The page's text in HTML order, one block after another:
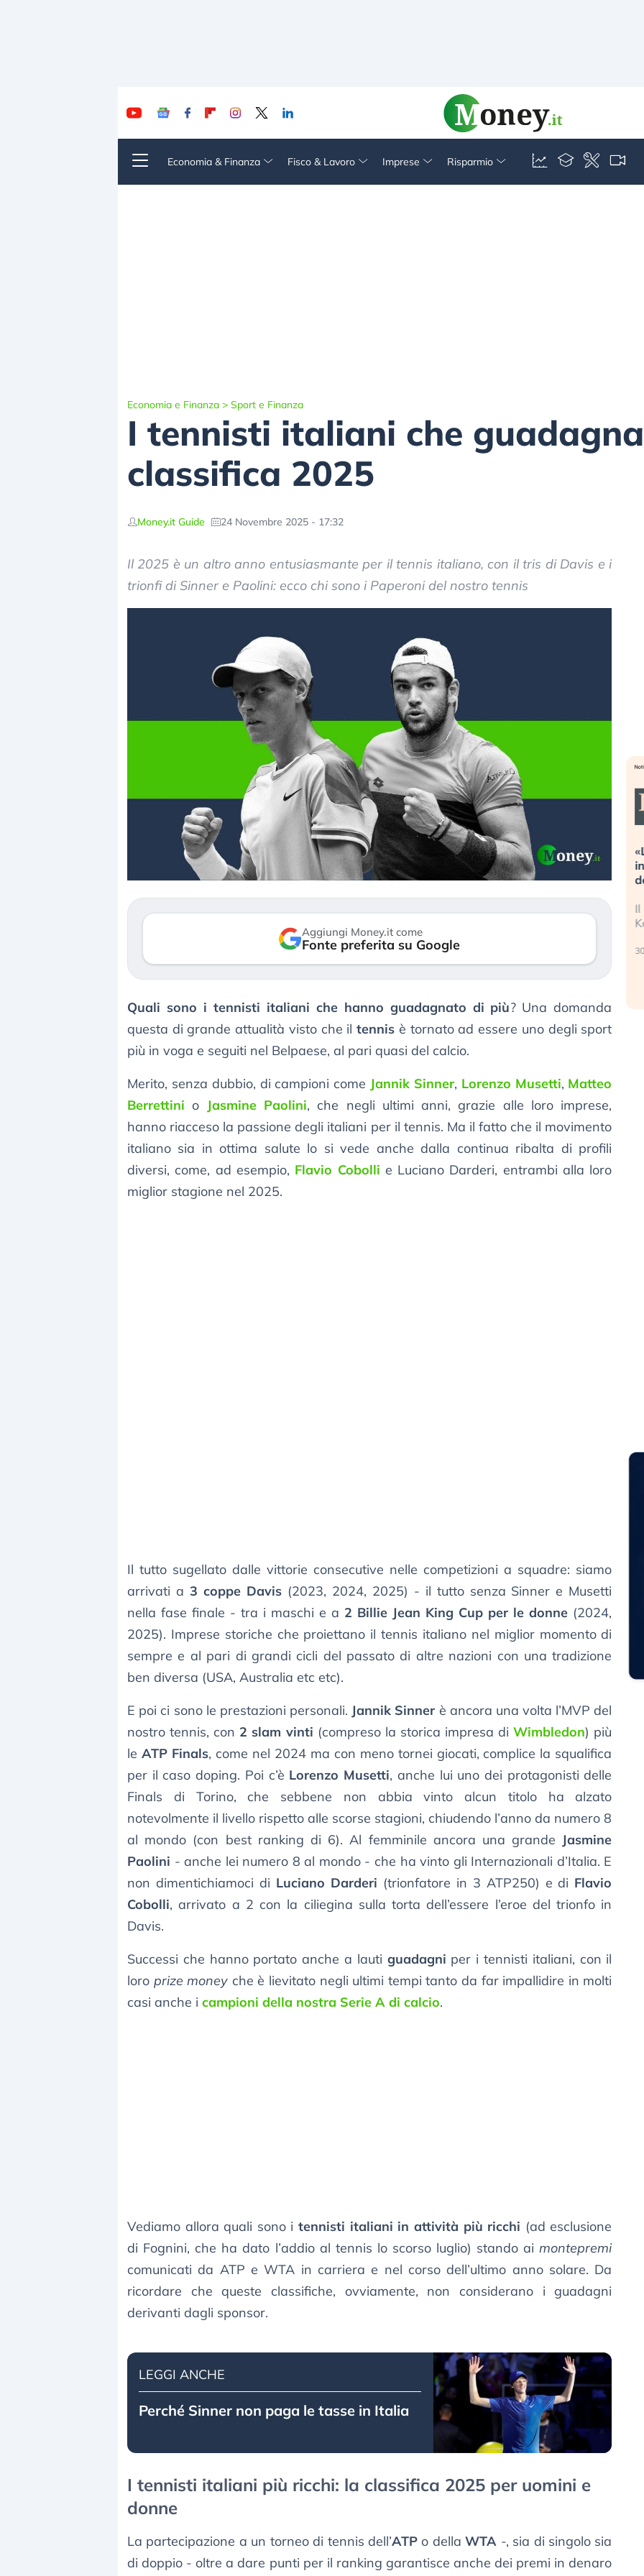
Economia & Finanza Fisco & Lavoro Imprese Risparmio
Economia e Finanza > Sport e Finanza
I tennisti italiani che
classifica 2025
Money.it Guide 24 Novembre 2025 - 17:32
Il 2025 è un altro anno entusiasmante per il tennis italiano, con il tris di Davis e i
trionfi di Sinner e Paolini: ecco chi sono i Paperoni del nostro tennis
Aggiungi Money.it come
Fonte preferita su Google
Quali sono i tennisti italiani che hanno guadagnato di più? Una domanda
questa di grande attualità visto che iltennis è tornato ad essere uno degli sport
più in voga e seguiti nel Belpaese, al pari quasi del calcio.
Merito, senza dubbio, di campioni come Jannik Sinner, Lorenzo Musetti, Matteo
Berrettini o Jasmine Paolini, che negli ultimi anni, grazie alle loro imprese,
hanno riacceso la passione degli italiani per il tennis. Ma il fatto che il movimento
italiano sia in ottima salute lo si vede anche dalla continua ribalta di profili
diversi, come, ad esempio, Flavio Cobolli e Luciano Darderi, entrambi alla loro
miglior stagione nel 2025.
Il tutto sugellato dalle vittorie consecutive nelle competizioni a squadre: siamo
arrivati a 3 coppe Davis(2023, 2024, 2025) - il tutto senza Sinner e Musetti
nella fase finale - tra i maschi e a 2 Billie Jean King Cup per le donne (2024,
2025). Imprese storiche che proiettano il tennis italiano nel miglior momento di
sempre e al pari di grandi cicli del passato di altre nazioni con una tradizione
ben diversa (USA, Australia etc etc).
E poi ci sono le prestazioni personali. Jannik Sinner è ancora una volta l’MVP del
nostro tennis, con 2 slam vinti (compreso la storica impresa diWimbledon) più
le ATP Finals, come nel 2024 ma con meno tornei giocati, complice la squalifica
per il caso doping. Poi c’è Lorenzo Musetti, anche lui uno dei protagonisti delle
Finals di Torino, che sebbene non abbia vinto alcun titolo ha alzato
notevolmente il livello rispetto alle scorse stagioni, chiudendo l’anno da numero 8
al mondo (con best ranking di 6). Al femminile ancora una grande Jasmine
Paolini - anche lei numero 8 al mondo - che ha vinto gli Internazionali d’Italia. E
non dimentichiamoci di Luciano Darderi (trionfatore in 3 ATP250) e di Flavio
Cobolli, arrivato a 2 con la ciliegina sulla torta dell’essere l’eroe del trionfo in
Davis.
Successi che hanno portato anche a lauti guadagni per i tennisti italiani, con il
loro prize money che è lievitato negli ultimi tempi tanto da far impallidire in molti
casi anche i campioni della nostra Serie A di calcio.
Vediamo allora quali sono itennisti italiani in attività più ricchi (ad esclusione
di Fognini, che ha dato l’addio al tennis lo scorso luglio) stando aimontepremi
comunicati da ATP e WTA in carriera e nel corso dell’ultimo anno solare. Da
ricordare che queste classifiche, ovviamente, non considerano i guadagni
derivanti dagli sponsor.
LEGGI ANCHE
Perché Sinner non paga le tasse in Italia
I tennisti italiani più ricchi: la classifica 2025 per uomini e
donne
La partecipazione a un torneo di tennis dell’ATPo dellaWTA -, sia di singolo sia
di doppio - oltre a dare punti per il ranking garantisce anche dei premi in denaro
Dalle valutazioni estreme alla
correzione. Cosa sta guidando il
repricing degli asset?
3 agosto 2026
«La mia vita è rovinata». Investitori
in preda al panico dopo lo scoppio
della bolla AI
Kospi, mentre gli investitori retail (…)
30 luglio 2026